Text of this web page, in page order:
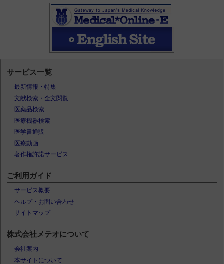
サービス一覧
最新情報・特集
文献検索・全文閲覧
医薬品検索
医療機器検索
医学書通販
医療動画
著作権許諾サービス
ご利用ガイド
サービス概要
ヘルプ・お問い合わせ
サイトマップ
株式会社メテオについて
会社案内
本サイトについて